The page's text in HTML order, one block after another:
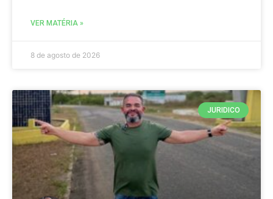
VER MATÉRIA »
8 de agosto de 2026
JURIDICO